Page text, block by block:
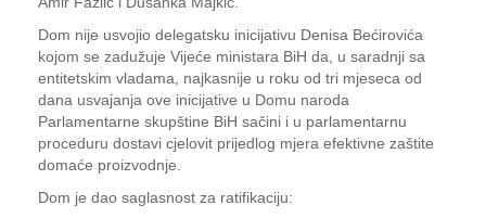
Dom nije usvojio delegatsku inicijativu Denisa Bećirovića
kojom se zadužuje Vijeće ministara BiH da, u saradnji sa
entitetskim vladama, najkasnije u roku od tri mjeseca od
dana usvajanja ove inicijative u Domu naroda
Parlamentarne skupštine BiH sačini i u parlamentarnu
proceduru dostavi cjelovit prijedlog mjera efektivne zaštite
domaće proizvodnje.
Dom je dao saglasnost za ratifikaciju: